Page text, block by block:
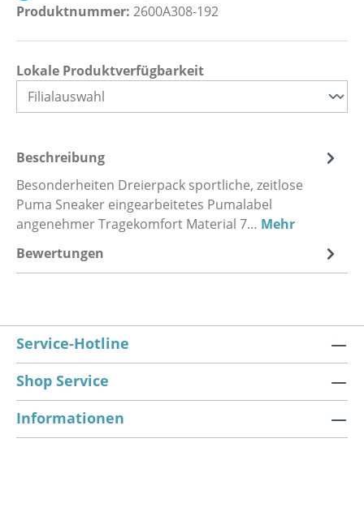
Produktnummer: 2600A308-192
Lokale Produktverfügbarkeit
Beschreibung
Besonderheiten Dreierpack sportliche, zeitlose
Puma Sneaker eingearbeitetes Pumalabel
angenehmer Tragekomfort Material 7… Mehr
Bewertungen
Service-Hotline
Shop Service
Informationen